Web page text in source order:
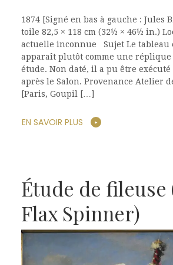
1874 [Signé en bas à gauche : Jules
toile 82,5 × 118 cm (32½ × 46½ in.)
actuelle inconnue Sujet Le
apparaît plutôt comme une réplique
étude. Non daté, il a pu être exécuté
après le Salon. Provenance Atelier
[Paris, Goupil […]
EN SAVOIR PLUS
Étude de fileuse
Flax Spinner)